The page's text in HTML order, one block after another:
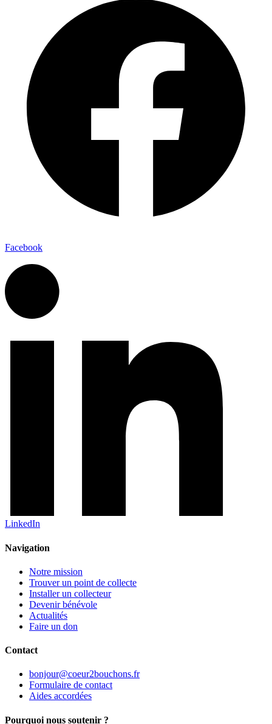
Facebook
LinkedIn
Navigation
Notre mission
Trouver un point de collecte
Installer un collecteur
Devenir bénévole
Actualités
Faire un don
Contact
bonjour@coeur2bouchons.fr
Formulaire de contact
Aides accordées
Pourquoi nous soutenir ?